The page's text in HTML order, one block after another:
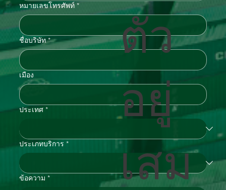
หมายเลขโทรศัพท์ *
ชื่อบริษัท *
เมือง
ประเทศ *
ประเภทบริการ *
ข้อความ *
ตัว
อยู่
เสม